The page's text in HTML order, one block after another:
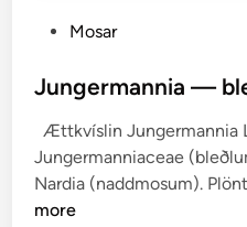
e
d
i
n
Mosar
Jungermannia —
Ættkvíslin Jungermannia
Jungermanniaceae
Nardia (naddmosum).
more